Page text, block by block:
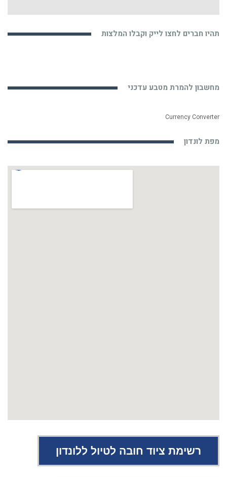
תהיו חברים לחצו לייק וקבלו המלצות
מחשבון להמרת מטבע עדכני
Currency Converter
מפת לונדון
רשימת ציוד חובה לטיול ללונדון